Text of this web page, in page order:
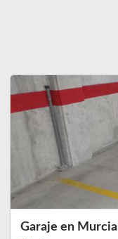
Garaje en Murcia